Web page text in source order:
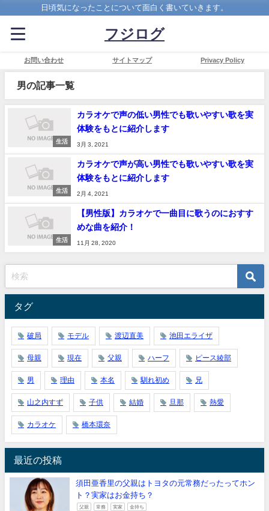
日頃気になったことについて面白く書いていきます。
フジログ
お問い合わせ サイトマップ Privacy Policy
男の記事一覧
生活
カラオケで声の低い男性でも歌いやすい歌を実
体験をもとに紹介します
3月 3, 2021
生活
カラオケで声が高い男性でも歌いやすい歌を実
体験をもとに紹介します
2月 4, 2021
生活
【男性版】カラオケで一曲目に歌うのにおすす
めな曲を紹介！
11月 28, 2020
タグ
破局 モデル 渡辺直美 池田エライザ
母親 現在 父親 ハーフ ピース綾部
男 理由 本名 馴れ初め 兄
山之内すず 子供 結婚 旦那 熱愛
カラオケ 橋本環奈
最近の投稿
須田亜香里の父親はトヨタの元常務だったってホン
ト？実家はお金持ち？
父親 常務 実家 金持ち